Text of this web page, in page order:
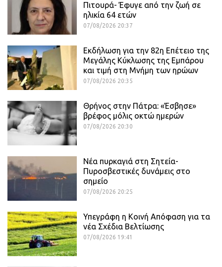
Πιτουρά- Έφυγε από την ζωή σε
ηλικία 64 ετών
07/08/2026 20:37
Εκδήλωση για την 82η Επέτειο της
Μεγάλης Κύκλωσης της Εμπάρου
και τιμή στη Μνήμη των ηρώων
07/08/2026 20:35
Θρήνος στην Πάτρα: «Έσβησε»
βρέφος μόλις οκτώ ημερών
07/08/2026 20:30
Νέα πυρκαγιά στη Σητεία-
Πυροσβεστικές δυνάμεις στο
σημείο
07/08/2026 20:25
Υπεγράφη η Κοινή Απόφαση για τα
νέα Σχέδια Βελτίωσης
07/08/2026 19:41